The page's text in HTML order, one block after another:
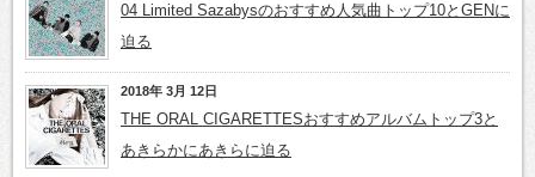
04 Limited Sazabysのおすすめ人気曲トップ10とGENに
迫る
2018年 3月 12日
THE ORAL CIGARETTESおすすめアルバムトップ3と
あきらかにあきらに迫る